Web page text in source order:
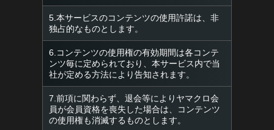
5.本サービスのコンテンツの使用許諾は、非
独占的なものとします。
6.コンテンツの使用権の有効期間は各コンテ
ンツ毎に定められており、本サービス内で当
社が定める方法により告知されます。
7.前項に関わらず、退会等によりヤマクロ会
員が会員資格を喪失した場合は、コンテンツ
の使用権も消滅するものとします。